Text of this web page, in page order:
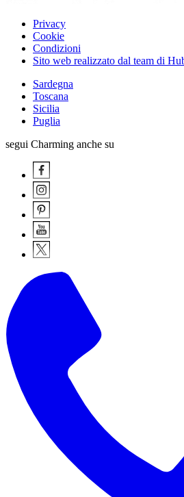
Privacy
Cookie
Condizioni
Sito web realizzato dal team di
Sardegna
Toscana
Sicilia
Puglia
segui Charming anche su